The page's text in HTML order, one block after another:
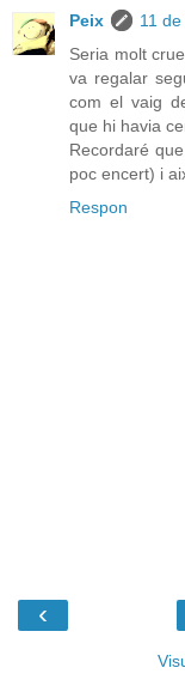
Peix
11
Seria molt
va regalar
com el vaig
que hi havia
Recordaré
poc encert) i
Respon
‹